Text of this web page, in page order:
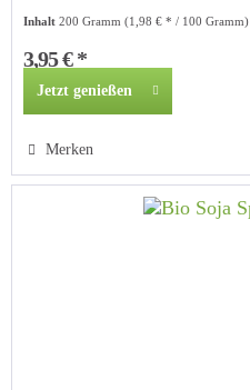
Inhalt200 Gramm(1,98 € * / 100 Gramm)
3,95 € *
Jetzt genießen
Merken